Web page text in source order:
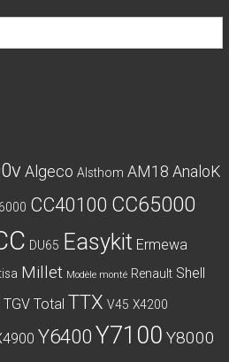
Algeco Alsthom AM18 AnaloK
CC40100 CC65000
DU65 Easykit Ermewa
Millet Modèle monté Renault Shell
TGV Total TTX V45 X4200
Y6400Y7100 Y8000